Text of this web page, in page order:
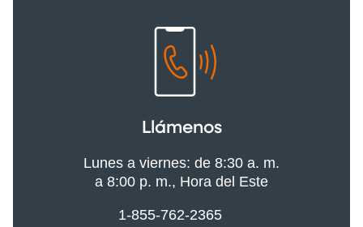
Llámenos
Lunes a viernes: de 8:30 a. m.
a 8:00 p. m., Hora del Este
1-855-762-2365